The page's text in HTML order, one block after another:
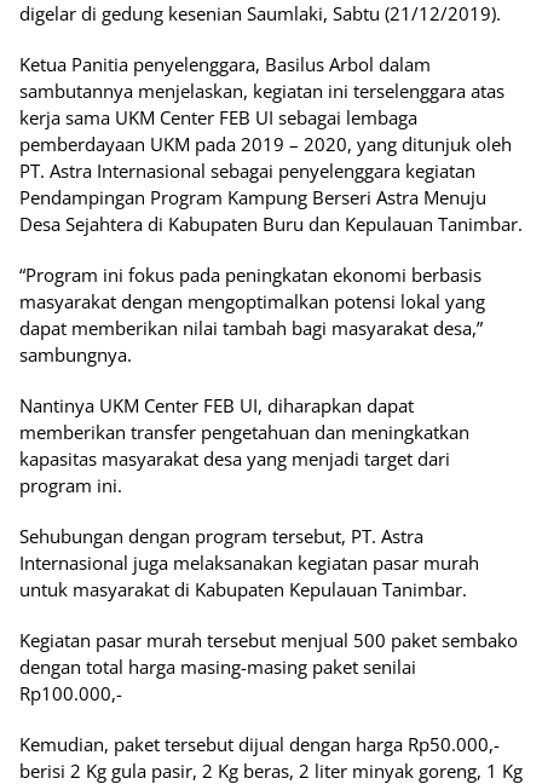
digelar di gedung kesenian Saumlaki, Sabtu (21/12/2019).
Ketua Panitia penyelenggara, Basilus Arbol dalam
sambutannya menjelaskan, kegiatan ini terselenggara atas
kerja sama UKM Center FEB UI sebagai lembaga
pemberdayaan UKM pada 2019 – 2020, yang ditunjuk oleh
PT. Astra Internasional sebagai penyelenggara kegiatan
Pendampingan Program Kampung Berseri Astra Menuju
Desa Sejahtera di Kabupaten Buru dan Kepulauan Tanimbar.
“Program ini fokus pada peningkatan ekonomi berbasis
masyarakat dengan mengoptimalkan potensi lokal yang
dapat memberikan nilai tambah bagi masyarakat desa,”
sambungnya.
Nantinya UKM Center FEB UI, diharapkan dapat
memberikan transfer pengetahuan dan meningkatkan
kapasitas masyarakat desa yang menjadi target dari
program ini.
Sehubungan dengan program tersebut, PT. Astra
Internasional juga melaksanakan kegiatan pasar murah
untuk masyarakat di Kabupaten Kepulauan Tanimbar.
Kegiatan pasar murah tersebut menjual 500 paket sembako
dengan total harga masing-masing paket senilai
Rp100.000,-
Kemudian, paket tersebut dijual dengan harga Rp50.000,-
berisi 2 Kg gula pasir, 2 Kg beras, 2 liter minyak goreng, 1 Kg